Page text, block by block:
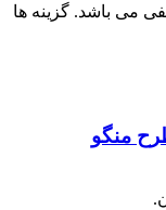
می باشد. گزینه ها